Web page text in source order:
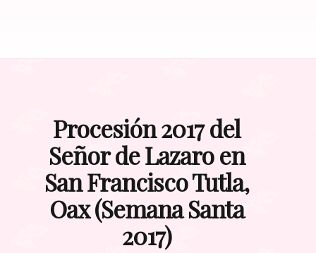
Procesión 2017 del
Señor de Lazaro en
San Francisco Tutla,
Oax (Semana Santa
2017)